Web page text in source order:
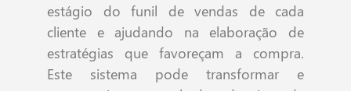
estágio do funil de vendas de cada
cliente e ajudando na elaboração de
estratégias que favoreçam a compra.
Este sistema pode transformar e